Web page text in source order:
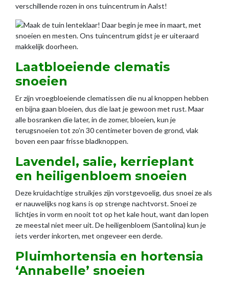
verschillende rozen in ons tuincentrum in Aalst!
Laatbloeiende clematis
snoeien
Er zijn vroegbloeiende clematissen die nu al knoppen hebben
en bijna gaan bloeien, dus die laat je gewoon met rust. Maar
alle bosranken die later, in de zomer, bloeien, kun je
terugsnoeien tot zo’n 30 centimeter boven de grond, vlak
boven een paar frisse bladknoppen.
Lavendel, salie, kerrieplant
en heiligenbloem snoeien
Deze kruidachtige struikjes zijn vorstgevoelig, dus snoei ze als
er nauwelijks nog kans is op strenge nachtvorst. Snoei ze
lichtjes in vorm en nooit tot op het kale hout, want dan lopen
ze meestal niet meer uit. De heiligenbloem (Santolina) kun je
iets verder inkorten, met ongeveer een derde.
Pluimhortensia en hortensia
‘Annabelle’ snoeien